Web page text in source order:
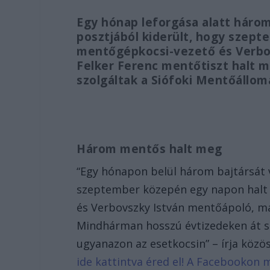
Egy hónap leforgása alatt
posztjából kiderült, hogy
mentőgépkocsi-vezető és
Felker Ferenc mentőtiszt halt
szolgáltak a Siófoki
Három mentős halt meg
“Egy hónapon belül három
szeptember közepén egy napon
és Verbovszky István mentőápoló,
Mindhárman hosszú évtizedeken át
ugyanazon az esetkocsin” – írja
ide kattintva éred el! A Facebookon